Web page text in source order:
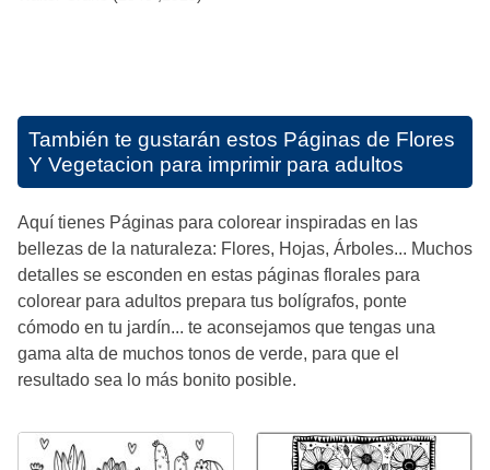
También te gustarán estos Páginas de Flores
Y Vegetacion para imprimir para adultos
Aquí tienes Páginas para colorear inspiradas en las
bellezas de la naturaleza: Flores, Hojas, Árboles... Muchos
detalles se esconden en estas páginas florales para
colorear para adultos prepara tus bolígrafos, ponte
cómodo en tu jardín... te aconsejamos que tengas una
gama alta de muchos tonos de verde, para que el
resultado sea lo más bonito posible.